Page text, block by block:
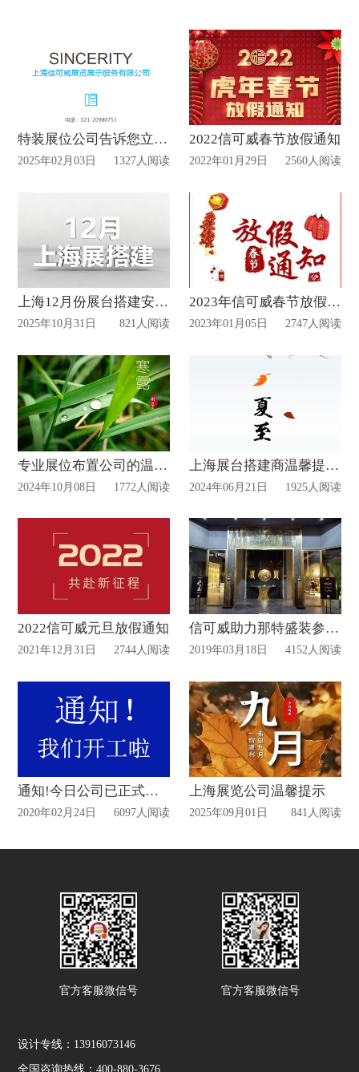
特装展位公司告诉您立春啦！
2025年02月03日 1327人阅读
2022信可威春节放假通知
2022年01月29日 2560人阅读
上海12月份展台搭建安排表
2025年10月31日 821人阅读
2023年信可威春节放假通知
2023年01月05日 2747人阅读
专业展位布置公司的温馨提醒
2024年10月08日 1772人阅读
上海展台搭建商温馨提示今日是夏至
2024年06月21日 1925人阅读
2022信可威元旦放假通知
2021年12月31日 2744人阅读
信可威助力那特盛装参展第43届广州国际家博会
2019年03月18日 4152人阅读
通知!今日公司已正式复工!
2020年02月24日 6097人阅读
上海展览公司温馨提示
2025年09月01日 841人阅读
官方客服微信号 官方客服微信号
设计专线：13916073146
全国咨询热线：400-880-3676